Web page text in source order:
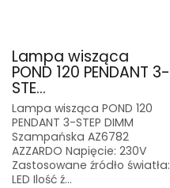
Lampa wisząca
POND 120 PENDANT 3-
STE...
Lampa wisząca POND 120
PENDANT 3-STEP DIMM
Szampańska AZ6782
AZZARDO Napięcie: 230V
Zastosowane źródło światła:
LED Ilość ź...